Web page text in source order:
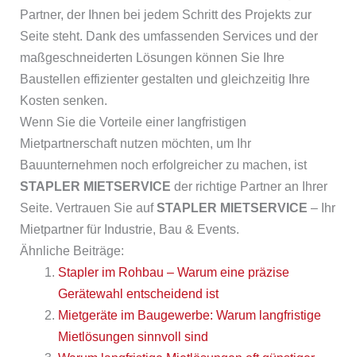
Partner, der Ihnen bei jedem Schritt des Projekts zur
Seite steht. Dank des umfassenden Services und der
maßgeschneiderten Lösungen können Sie Ihre
Baustellen effizienter gestalten und gleichzeitig Ihre
Kosten senken.
Wenn Sie die Vorteile einer langfristigen
Mietpartnerschaft nutzen möchten, um Ihr
Bauunternehmen noch erfolgreicher zu machen, ist
STAPLER MIETSERVICE der richtige Partner an Ihrer
Seite. Vertrauen Sie aufSTAPLER MIETSERVICE – Ihr
Mietpartner für Industrie, Bau & Events.
Ähnliche Beiträge:
Stapler im Rohbau – Warum eine präzise
Gerätewahl entscheidend ist
Mietgeräte im Baugewerbe: Warum langfristige
Mietlösungen sinnvoll sind